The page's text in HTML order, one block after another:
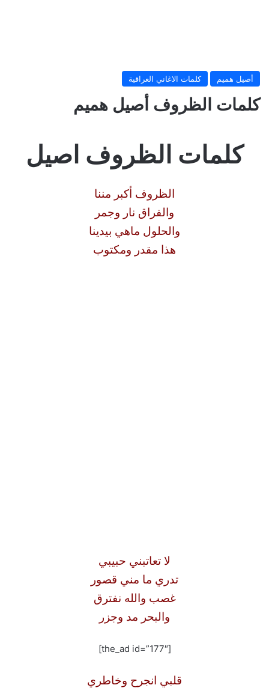
أصيل هميم كلمات الاغاني العراقية
كلمات الظروف أصيل هميم
كلمات الظروف اصيل
الظروف أكبر مننا
والفراق نار وجمر
والحلول ماهي بيدينا
هذا مقدر ومكتوب
لا تعاتبني حبيبي
تدري ما مني قصور
غصب والله نفترق
والبحر مد وجزر
[the_ad id=”177″]
قلبي انجرح وخاطري